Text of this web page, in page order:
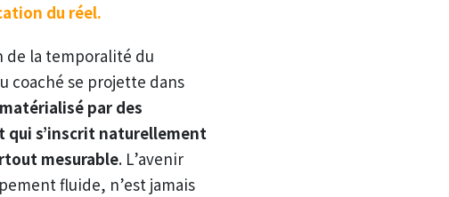
du réel.
de la temporalité du
coaché se projette dans
par des
s’inscrit naturellement
mesurable. L’avenir
fluide, n’est jamais